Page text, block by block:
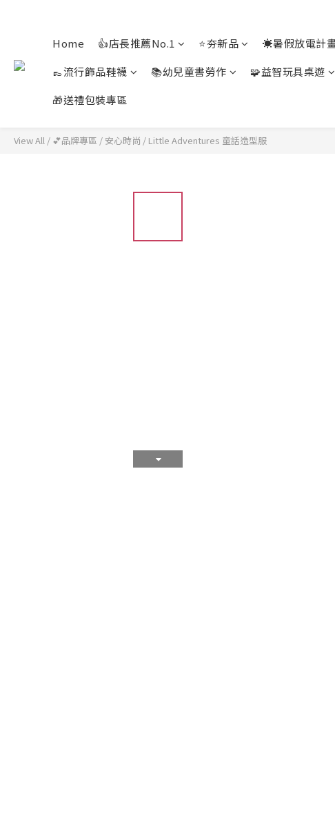
Home 👍店長推薦No.1 ⭐夯新品 ☀️暑假放電計
👞流行飾品鞋襪
📚幼兒童書勞作 🧩益智玩具桌遊
🎁送禮包裝專區
View All / 💕品牌專區 / 安心時尚 / Little Adventures 童話造型服